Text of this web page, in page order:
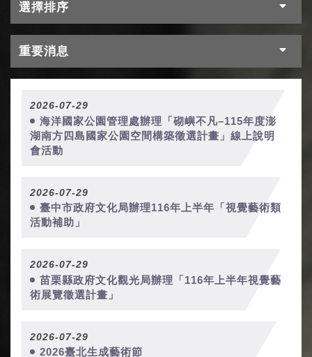
選擇排序
重要消息
2026-07-29
海洋國家公園管理處辦理「砌嶼不凡–115年度澎
湖南方四島國家公園空間構築徵選計畫」線上說明
會活動
2026-07-29
臺中市政府文化局辦理116年上半年「視覺藝術類
活動補助」
2026-07-29
苗栗縣政府文化觀光局辦理「116年上半年視覺藝
術展覽徵選計畫」
2026-07-29
2026臺北生成藝術節